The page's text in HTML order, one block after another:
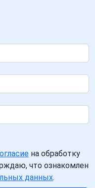
на обработку
что ознакомлен
данных.